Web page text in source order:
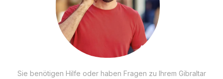
Sie benötigen Hilfe oder haben Fragen zu Ihrem Gibraltar